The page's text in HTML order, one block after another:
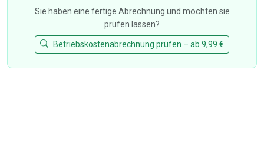
Sie haben eine fertige Abrechnung und möchten sie
prüfen lassen?
Betriebskostenabrechnung prüfen – ab 9,99 €